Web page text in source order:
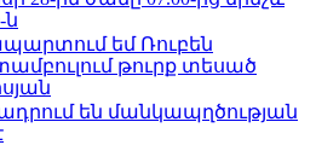
ն
եմ Ռուբեն
թուրք տեսած
են մանկապղծության